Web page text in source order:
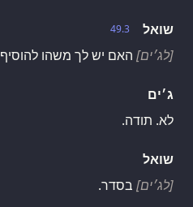
49.3
שואל
[לג׳ים] האם יש לך משהו
ג׳ים
לא. תודה.
שואל
[לג׳ים] בסדר.